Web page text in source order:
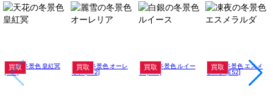
買取
天花の冬景色 皇紅冥
[E52]
買取
麗雪の冬景色 オーレ
リア [E52]
買取
白銀の冬景色 ルイー
ス [E52]
買取
凍夜の冬景色 エスメ
ラルダ [E52]